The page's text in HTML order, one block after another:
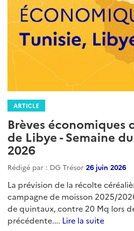
ARTICLE
Brèves économiques
de Libye - Semaine
2026
Rédigé par : DG Trésor 26 juin 2026
La prévision de la récolte
campagne de moisson 2025/
de quintaux, contre 20 Mq lors
précédente.... Lire la suite